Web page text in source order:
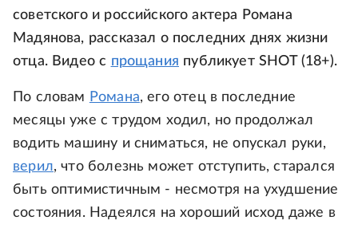
советского и российского актера Романа
Мадянова, рассказал о последних днях жизни
отца. Видео с прощания публикует SHOT (18+).
По словам Романа, его отец в последние
месяцы уже с трудом ходил, но продолжал
водить машину и сниматься, не опускал руки,
верил, что болезнь может отступить, старался
быть оптимистичным - несмотря на ухудшение
состояния. Надеялся на хороший исход даже в